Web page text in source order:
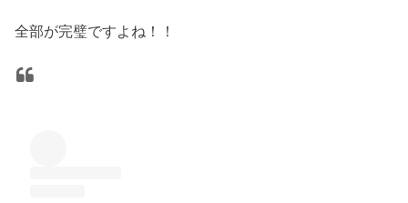
全部が完璧ですよね！！